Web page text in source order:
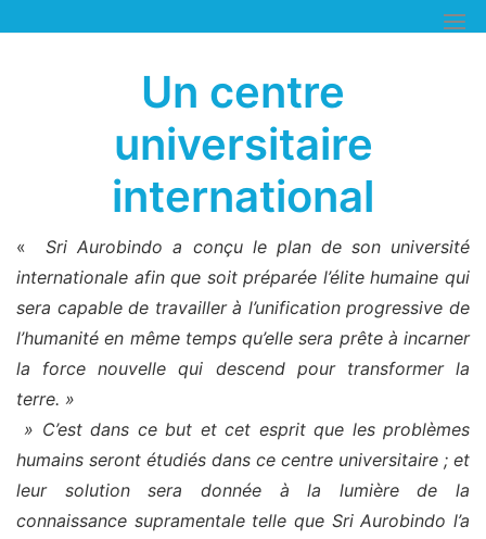
to
Un centre
universitaire
international
«
Sri Aurobindo a conçu le plan de son université
internationale afin que soit préparée l’élite humaine qui
sera capable de travailler à l’unification progressive de
l’humanité en même temps qu’elle sera prête à incarner
la force nouvelle qui descend pour transformer la
terre. »
» C’est dans ce but et cet esprit que les problèmes
humains seront étudiés dans ce centre universitaire ; et
leur solution sera donnée à la lumière de la
connaissance supramentale telle que Sri Aurobindo l’a